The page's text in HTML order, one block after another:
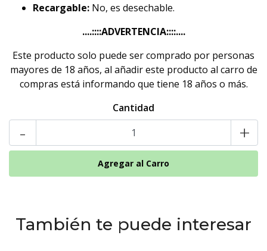
Recargable: No, es desechable.
....::::ADVERTENCIA::::....
Este producto solo puede ser comprado por personas
mayores de 18 años, al añadir este producto al carro de
compras está informando que tiene 18 años o más.
Cantidad
- +
También te puede interesar